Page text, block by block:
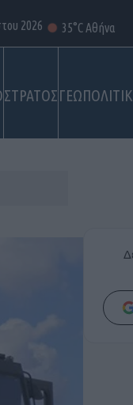
ΣΤΡΑΤΟΣ
2026 35°C Αθήνα